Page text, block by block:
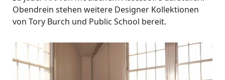
Obendrein stehen weitere Designer Kollektionen
von Tory Burch und Public School bereit.